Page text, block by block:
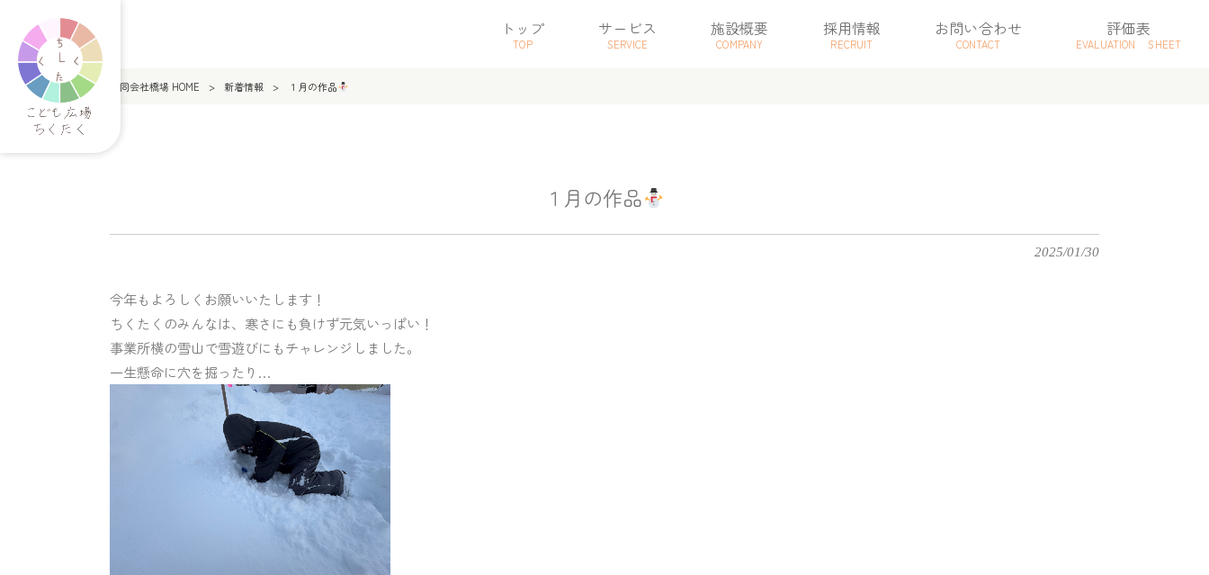
トップ
TOP
サービス
SERVICE
施設概要
COMPANY
採用情報
RECRUIT
お問い合わせ
CONTACT
評価表
EVALUATION SHEET
合同会社橋場 HOME > 新着情報 > １月の作品
１月の作品
2025/01/30
今年もよろしくお願いいたします！
ちくたくのみんなは、寒さにも負けず元気いっぱい！
事業所横の雪山で雪遊びにもチャレンジしました。
一生懸命に穴を掘ったり…